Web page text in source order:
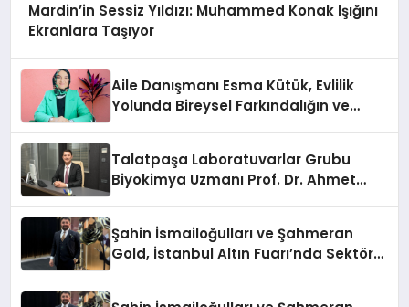
Mardin’in Sessiz Yıldızı: Muhammed Konak Işığını
Ekranlara Taşıyor
Aile Danışmanı Esma Kütük, Evlilik
Yolunda Bireysel Farkındalığın ve
Talatpaşa Laboratuvarlar Grubu
Biyokimya Uzmanı Prof. Dr. Ahmet
Şahin İsmailoğulları ve Şahmeran
Gold, İstanbul Altın Fuarı’nda Sektöre